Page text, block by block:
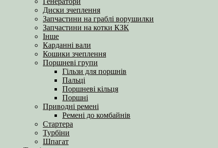
Диски зчеплення
Запчастини на граблі ворушилки
Запчастини на котки КЗК
Інше
Карданні вали
Кошики зчеплення
Поршневі групи
Гільзи для поршнів
Пальці
Поршневі кільця
Поршні
Приводні ремені
Ремені до комбайнів
Стартера
Турбіни
Шпагат